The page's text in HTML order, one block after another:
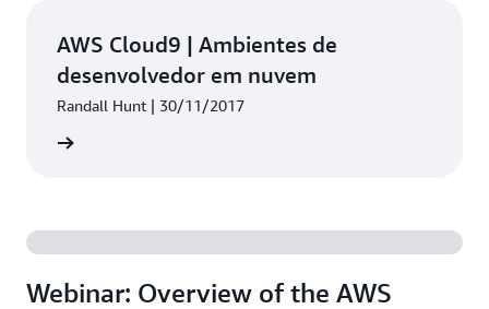
isolar os recursos dos projetos.
AWS Cloud9 | Ambientes de
desenvolvedor em nuvem
Randall Hunt | 30/11/2017
Webinar: Overview of the AWS